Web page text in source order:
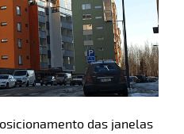
das janelas